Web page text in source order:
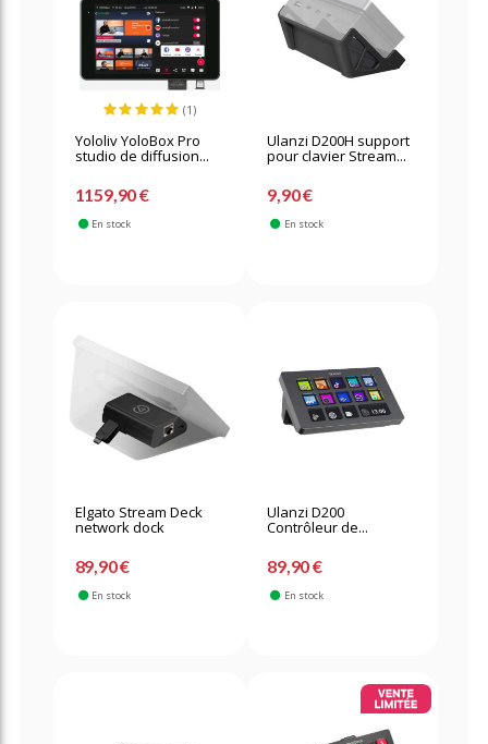
(1)
Yololiv YoloBox Pro
studio de diffusion...
1159,90 €
En stock
Ulanzi D200H support
pour clavier Stream...
9,90 €
En stock
Elgato Stream Deck
network dock
89,90 €
En stock
Ulanzi D200
Contrôleur de...
89,90 €
En stock